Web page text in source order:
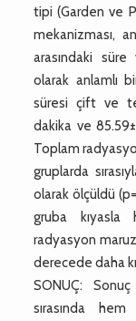
tipi (Garden ve
mekanizması,
arasındaki
olarak anlamlı
süresi çift ve
dakika ve
Toplam
gruplarda
olarak ölçüldü
gruba
radyasyon
derecede daha
SONUÇ:
sırasında